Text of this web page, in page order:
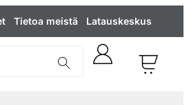
Tietoa meistä Latauskeskus